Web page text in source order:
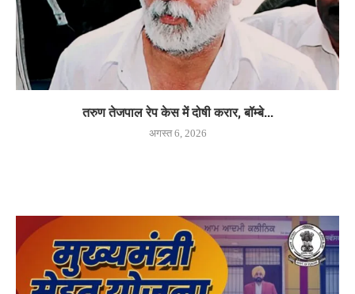
तरुण तेजपाल रेप केस में दोषी करार, बॉम्बे...
अगस्त 6, 2026